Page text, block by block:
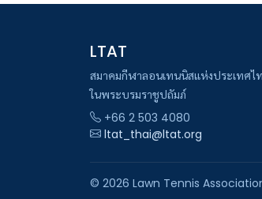
LTAT
สมาคมกีฬาลอนเทนนิสแห่งประเทศไ
ในพระบรมราชูปถัมภ์
+66 2 503 4080
ltat_thai@ltat.org
© 2026 Lawn Tennis